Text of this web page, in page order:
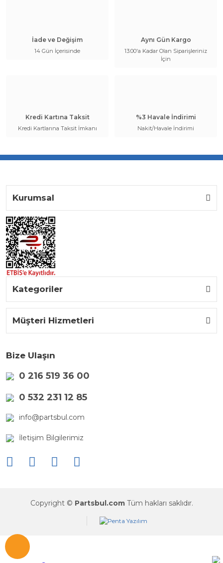
İade ve Değişim
14 Gün İçerisinde
Aynı Gün Kargo
13:00'a Kadar Olan Siparişleriniz
İçin
Kredi Kartına Taksit
Kredi Kartlarına Taksit İmkanı
%3 Havale İndirimi
Nakit/Havale İndirimi
Kurumsal
Kategoriler
Müşteri Hizmetleri
Bize Ulaşın
0 216 519 36 00
0 532 231 12 85
info@partsbul.com
İletişim Bilgilerimiz
Copyright © Partsbul.com Tüm hakları saklıdır.